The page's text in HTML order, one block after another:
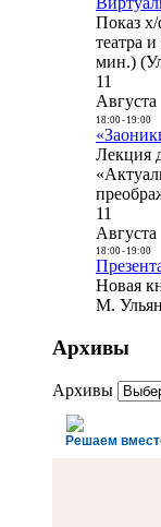
Показ
театра
мин.)
11
Августа
18:00- 19:00
Лекция
11
Августа
18:00- 19:00
Новая
М.
Архивы
Архивы
Решаем